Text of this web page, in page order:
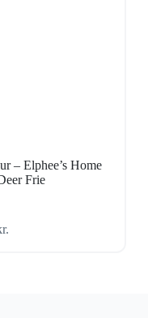
– Elphee’s Home
Frie